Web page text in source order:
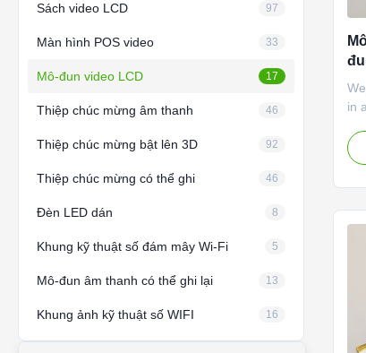
Sách video LCD 97
Màn hình POS video 33
Mô-đun video LCD 17
Thiệp chúc mừng âm thanh 46
Thiệp chúc mừng bật lên 3D 92
Thiệp chúc mừng có thể ghi 46
Đèn LED dán 8
Khung kỹ thuật số đám mây Wi-Fi 5
Mô-đun âm thanh có thể ghi lại 13
Khung ảnh kỹ thuật số WIFI 16
in